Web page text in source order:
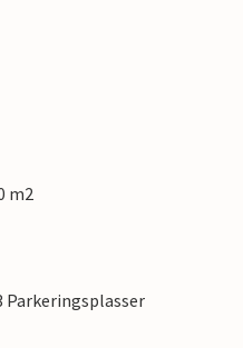
m2
Parkeringsplasser